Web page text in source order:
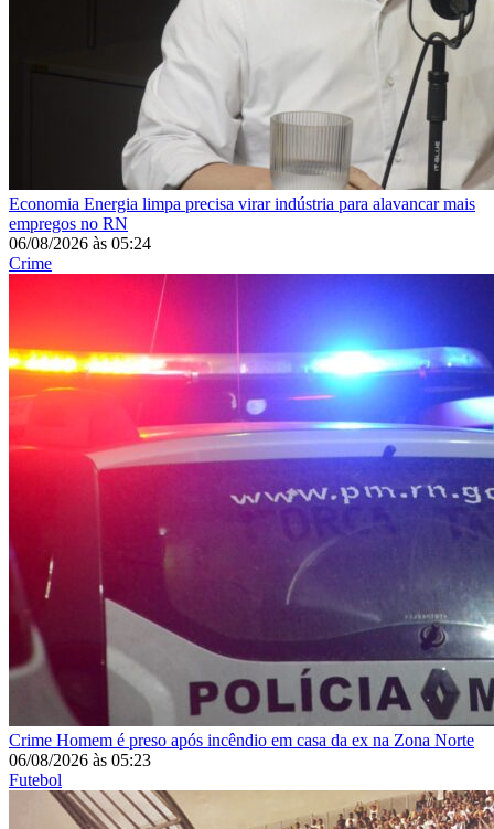
Economia Energia limpa precisa virar indústria para alavancar mais
empregos no RN
06/08/2026 às 05:24
Crime
Crime Homem é preso após incêndio em casa da ex na Zona Norte
06/08/2026 às 05:23
Futebol